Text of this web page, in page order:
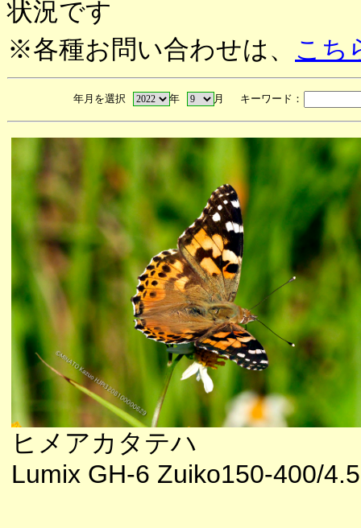
状況です
※各種お問い合わせは、 こち
年月を選択 年 月 キーワード：
ヒメアカタテハ
Lumix GH-6 Zuiko150-400/4.5